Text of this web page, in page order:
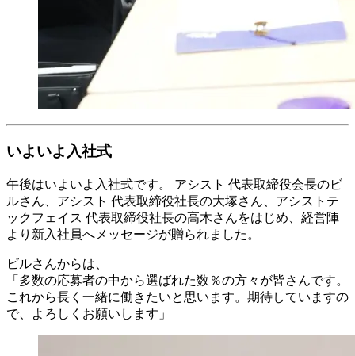
いよいよ入社式
午後はいよいよ入社式です。 アシスト 代表取締役会長のビ
ルさん、アシスト 代表取締役社長の大塚さん、アシストテ
ックフェイス 代表取締役社長の高木さんをはじめ、経営陣
より新入社員へメッセージが贈られました。
ビルさんからは、
「多数の応募者の中から選ばれた数％の方々が皆さんです。
これから長く一緒に働きたいと思います。期待していますの
で、よろしくお願いします」